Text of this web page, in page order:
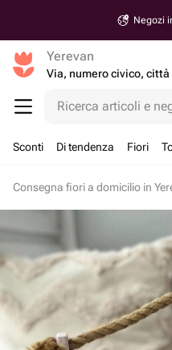
Negozi
Yerevan
Via, numero civico, città
Ricerca articoli e
Sconti Di tendenza Fiori
Consegna fiori a domicilio in